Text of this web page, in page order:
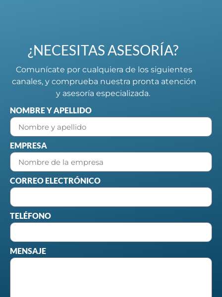
¿NECESITAS ASESORÍA?
Comunícate por cualquiera de los siguientes
canales, y comprueba nuestra pronta atención
y asesoría especializada.
NOMBRE Y APELLIDO
EMPRESA
CORREO ELECTRÓNICO
TELÉFONO
MENSAJE